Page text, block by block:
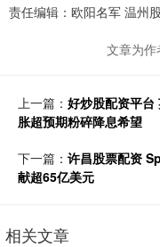
责任编辑：欧阳名军 温州
文章为
上一篇： 好炒股配资平台
胀超预期粉碎降息希望
下一篇： 许昌股票配资
献超65亿美元
相关文章